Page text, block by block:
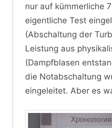
nur auf kümmerliche
eigentliche Test
(Abschaltung der
Leistung aus
(Dampfblasen
die Notabschaltung
eingeleitet. Aber es